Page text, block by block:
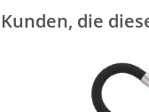
Kunden, die